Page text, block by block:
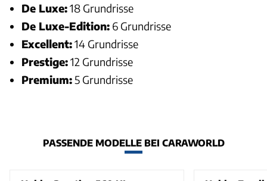
De Luxe:18 Grundrisse
De Luxe-Edition: 6 Grundrisse
Excellent:14 Grundrisse
Prestige:12 Grundrisse
Premium:5 Grundrisse
PASSENDE MODELLE BEI CARAWORLD